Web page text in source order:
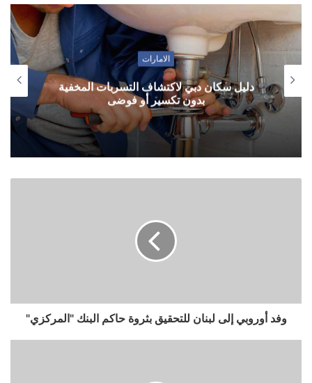
الامارات
دليل سكان دبي لاكتشاف التسربات المخفية
بدون تكسير أو فوضى
وفد أوروبي إلى لبنان للتحقيق بثروة حاكم البنك "المركزي"